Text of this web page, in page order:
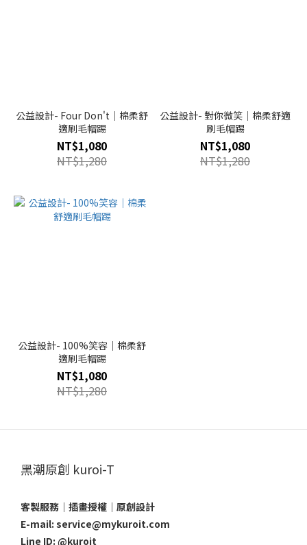
公益設計- Four Don't｜棉柔舒
適刷毛帽踢
NT$1,080
NT$1,280
公益設計- 對你微笑｜棉柔舒適
刷毛帽踢
NT$1,080
NT$1,280
公益設計- 100%笑容｜棉柔舒
適刷毛帽踢
NT$1,080
NT$1,280
黑潮原創 kuroi-T
客製服務｜插畫授權｜原創設計
E-mail: service@mykuroit.com
Line ID: @kuroit